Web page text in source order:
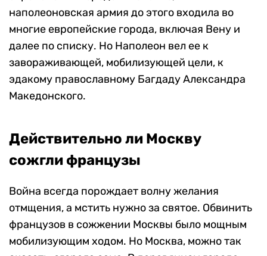
наполеоновская армия до этого входила во
многие европейские города, включая Вену и
далее по списку. Но Наполеон вел ее к
завораживающей, мобилизующей цели, к
эдакому православному Багдаду Александра
Македонского.
Действительно ли Москву
сожгли французы
Война всегда порождает волну желания
отмщения, а мстить нужно за святое. Обвинить
французов в сожжении Москвы было мощным
мобилизующим ходом. Но Москва, можно так